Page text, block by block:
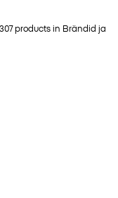
307products in Brändid ja